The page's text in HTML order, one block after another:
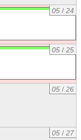
05/ 24
05/ 25
05/ 26
05/ 27